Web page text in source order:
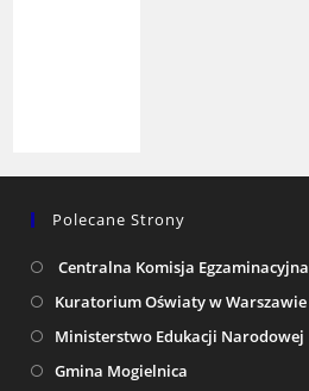
Polecane Strony
Centralna Komisja Egzaminacyjna
Kuratorium Oświaty w Warszawie
Ministerstwo Edukacji Narodowej
Gmina Mogielnica